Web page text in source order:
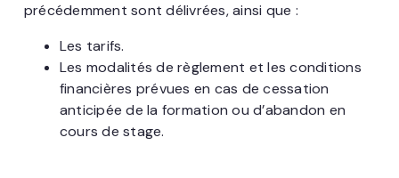
précédemment sont délivrées, ainsi que :
Les tarifs.
Les modalités de règlement et les conditions
financières prévues en cas de cessation
anticipée de la formation ou d’abandon en
cours de stage.